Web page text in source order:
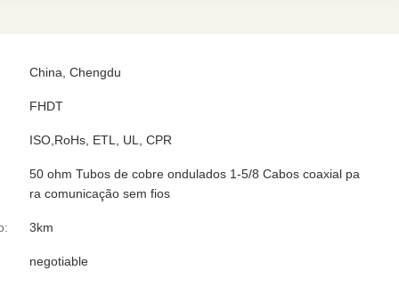
China, Chengdu
FHDT
ISO,RoHs, ETL, UL, CPR
50 ohm Tubos de cobre ondulados 1-5/8 Cabos coaxial pa
ra comunicação sem fios
3km
negotiable